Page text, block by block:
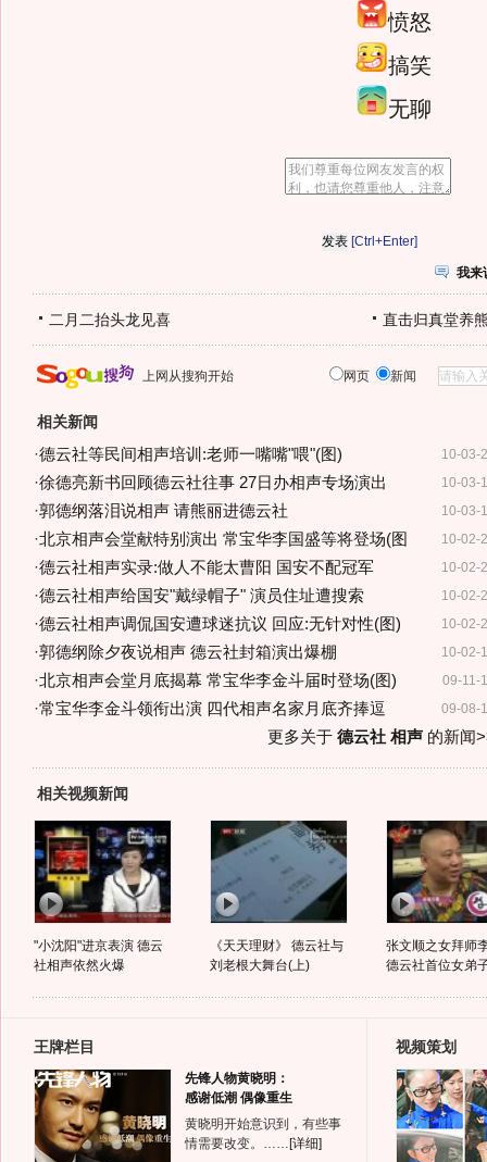
愤怒
搞笑
无聊
[Ctrl+Enter]
我来
二月二抬头龙见喜 直击归真堂养
上网从搜狗开始 网页 新闻
相关新闻
10-03-
·德云社等民间相声培训:老师一嘴嘴"喂"(图)
10-03-
·徐德亮新书回顾德云社往事 27日办相声专场演出
10-03-
·郭德纲落泪说相声 请熊丽进德云社
10-02-
·北京相声会堂献特别演出 常宝华李国盛等将登场(图
10-02-
·德云社相声实录:做人不能太曹阳 国安不配冠军
10-02-
·德云社相声给国安"戴绿帽子" 演员住址遭搜索
10-02-
·德云社相声调侃国安遭球迷抗议 回应:无针对性(图)
10-02-
·郭德纲除夕夜说相声 德云社封箱演出爆棚
09-11-
·北京相声会堂月底揭幕 常宝华李金斗届时登场(图)
09-08-
·常宝华李金斗领衔出演 四代相声名家月底齐捧逗
更多关于 德云社 相声的新闻
相关视频新闻
"小沈阳"进京表演 德云
社相声依然火爆
《天天理财》 德云社与
刘老根大舞台(上)
张文顺之女拜师
德云社首位女弟
王牌栏目
先锋人物黄晓明：
感谢低潮 偶像重生
黄晓明开始意识到，有些事
情需要改变。…… [详细]
视频策划